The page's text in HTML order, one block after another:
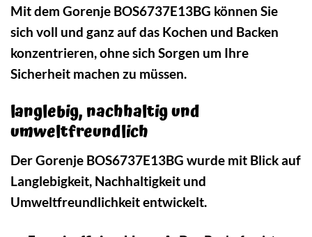
Mit dem Gorenje BOS6737E13BG können Sie
sich voll und ganz auf das Kochen und Backen
konzentrieren, ohne sich Sorgen um Ihre
Sicherheit machen zu müssen.
langlebig, nachhaltig und
umweltfreundlich
Der Gorenje BOS6737E13BG wurde mit Blick auf
Langlebigkeit, Nachhaltigkeit und
Umweltfreundlichkeit entwickelt.